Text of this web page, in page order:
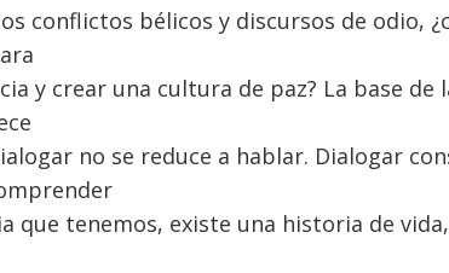
conflictos bélicos y discursos de odio,
y crear una cultura de paz? La base de
no se reduce a hablar. Dialogar
que tenemos, existe una historia de